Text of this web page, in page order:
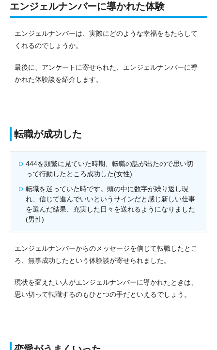
エンジェルナンバーに導かれた体験
エンジェルナンバーは、実際にどのような幸福をもたらして
くれるのでしょうか。
最後に、アンケートに寄せられた、エンジェルナンバーに導
かれた体験談を紹介します。
転職が成功した
444を頻繁に見ていた時期、転職の話が出たので思い切
って行動したところ成功した(女性)
転職を迷っていた時です。頭の中に数字が繰り返し現
れ、信じて進んでいいというサインだと感じ新しい仕事
を選んだ結果、充実した日々を送れるようになりました
(男性)
エンジェルナンバーからのメッセージを信じて転職したとこ
ろ、無事成功したという体験談が寄せられました。
現状を変えたい人がエンジェルナンバーに導かれたときは、
思い切って転職するのもひとつの手だといえるでしょう。